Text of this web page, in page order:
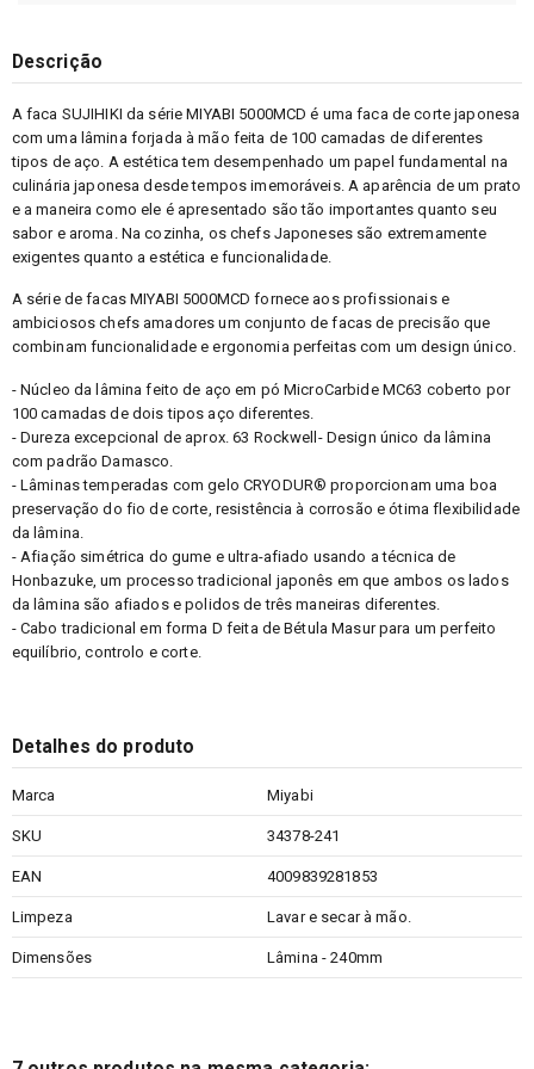
Descrição
A faca SUJIHIKI da série MIYABI 5000MCD é uma faca de corte japonesa
com uma lâmina forjada à mão feita de 100 camadas de diferentes
tipos de aço. A estética tem desempenhado um papel fundamental na
culinária japonesa desde tempos imemoráveis. A aparência de um prato
e a maneira como ele é apresentado são tão importantes quanto seu
sabor e aroma. Na cozinha, os chefs Japoneses são extremamente
exigentes quanto a estética e funcionalidade.
A série de facas MIYABI 5000MCD fornece aos profissionais e
ambiciosos chefs amadores um conjunto de facas de precisão que
combinam funcionalidade e ergonomia perfeitas com um design único.
- Núcleo da lâmina feito de aço em pó MicroCarbide MC63 coberto por
100 camadas de dois tipos aço diferentes.
- Dureza excepcional de aprox. 63 Rockwell- Design único da lâmina
com padrão Damasco.
- Lâminas temperadas com gelo CRYODUR® proporcionam uma boa
preservação do fio de corte, resistência à corrosão e ótima flexibilidade
da lâmina.
- Afiação simétrica do gume e ultra-afiado usando a técnica de
Honbazuke, um processo tradicional japonês em que ambos os lados
da lâmina são afiados e polidos de três maneiras diferentes.
- Cabo tradicional em forma D feita de Bétula Masur para um perfeito
equilíbrio, controlo e corte.
Detalhes do produto
Marca Miyabi
SKU 34378-241
EAN 4009839281853
Limpeza Lavar e secar à mão.
Dimensões Lâmina - 240mm